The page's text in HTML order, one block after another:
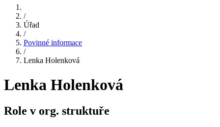
/
Úřad
/
Povinné informace
/
Lenka Holenková
Lenka Holenková
Role v org. struktuře